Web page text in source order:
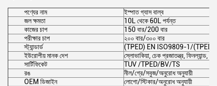
পণ্যের নাম
ইস্পাত গ্যাস বাল্ব
জল ক্ষমতা
10L থেকে 60L পর্যন্ত
কাজের চাপ
150 বার/200 বার
পরীক্ষার চাপ
২০০ বার/৩০০ বার
স্ট্যান্ডার্ড
(TPED) EN ISO9809-1/
ইউরোপীয় মানক দেশ
স্লোভাকিয়া, চেক প্রজাতন্ত্র, ফিনল্যান্ড,
সার্টিফিকেট
TUV /TPED/BV/TS
রঙ
নীল/গ্রে/সবুজ/অনুরোধ অনুযায়ী
OEM ডিজাইন
লোগো/স্টিকার/অনুরোধ অনুযায়ী